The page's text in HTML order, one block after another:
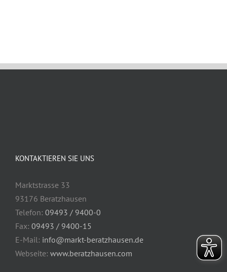
KONTAKTIEREN SIE UNS
Marktstrasse 33
93176 Beratzhausen
Telefon: 09493 / 9400-0
Fax: 09493 / 9400-15
E-Mail: info@markt-beratzhausen.de
Webseite: www.beratzhausen.com